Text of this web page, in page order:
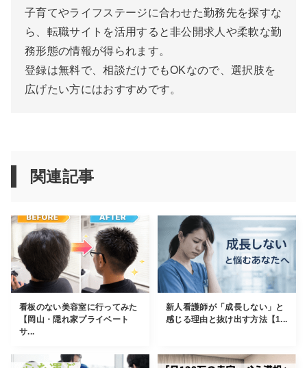
子育てやライフステージに合わせた勤務先を探すな
ら、転職サイトを活用すると非公開求人や柔軟な勤
務形態の情報が得られます。
登録は無料で、相談だけでもOKなので、選択肢を
広げたい方にはおすすめです。
関連記事
看板のない美容室に行ってみた
【岡山・隠れ家プライベート
サ...
新人看護師が「成長しない」と
感じる理由と抜け出す方法【1...